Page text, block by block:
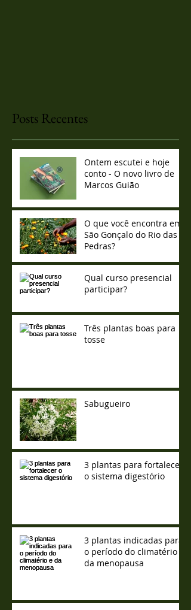
Posts Recentes
Ontem escutei e hoje
conto - O novo livro de
Marcos Guião
O que você encontra em
São Gonçalo do Rio das
Pedras?
Qual curso presencial
participar?
Três plantas boas para
tosse
Sabugueiro
3 plantas para fortalecer
o sistema digestório
3 plantas indicadas para
o período do climatério e
da menopausa